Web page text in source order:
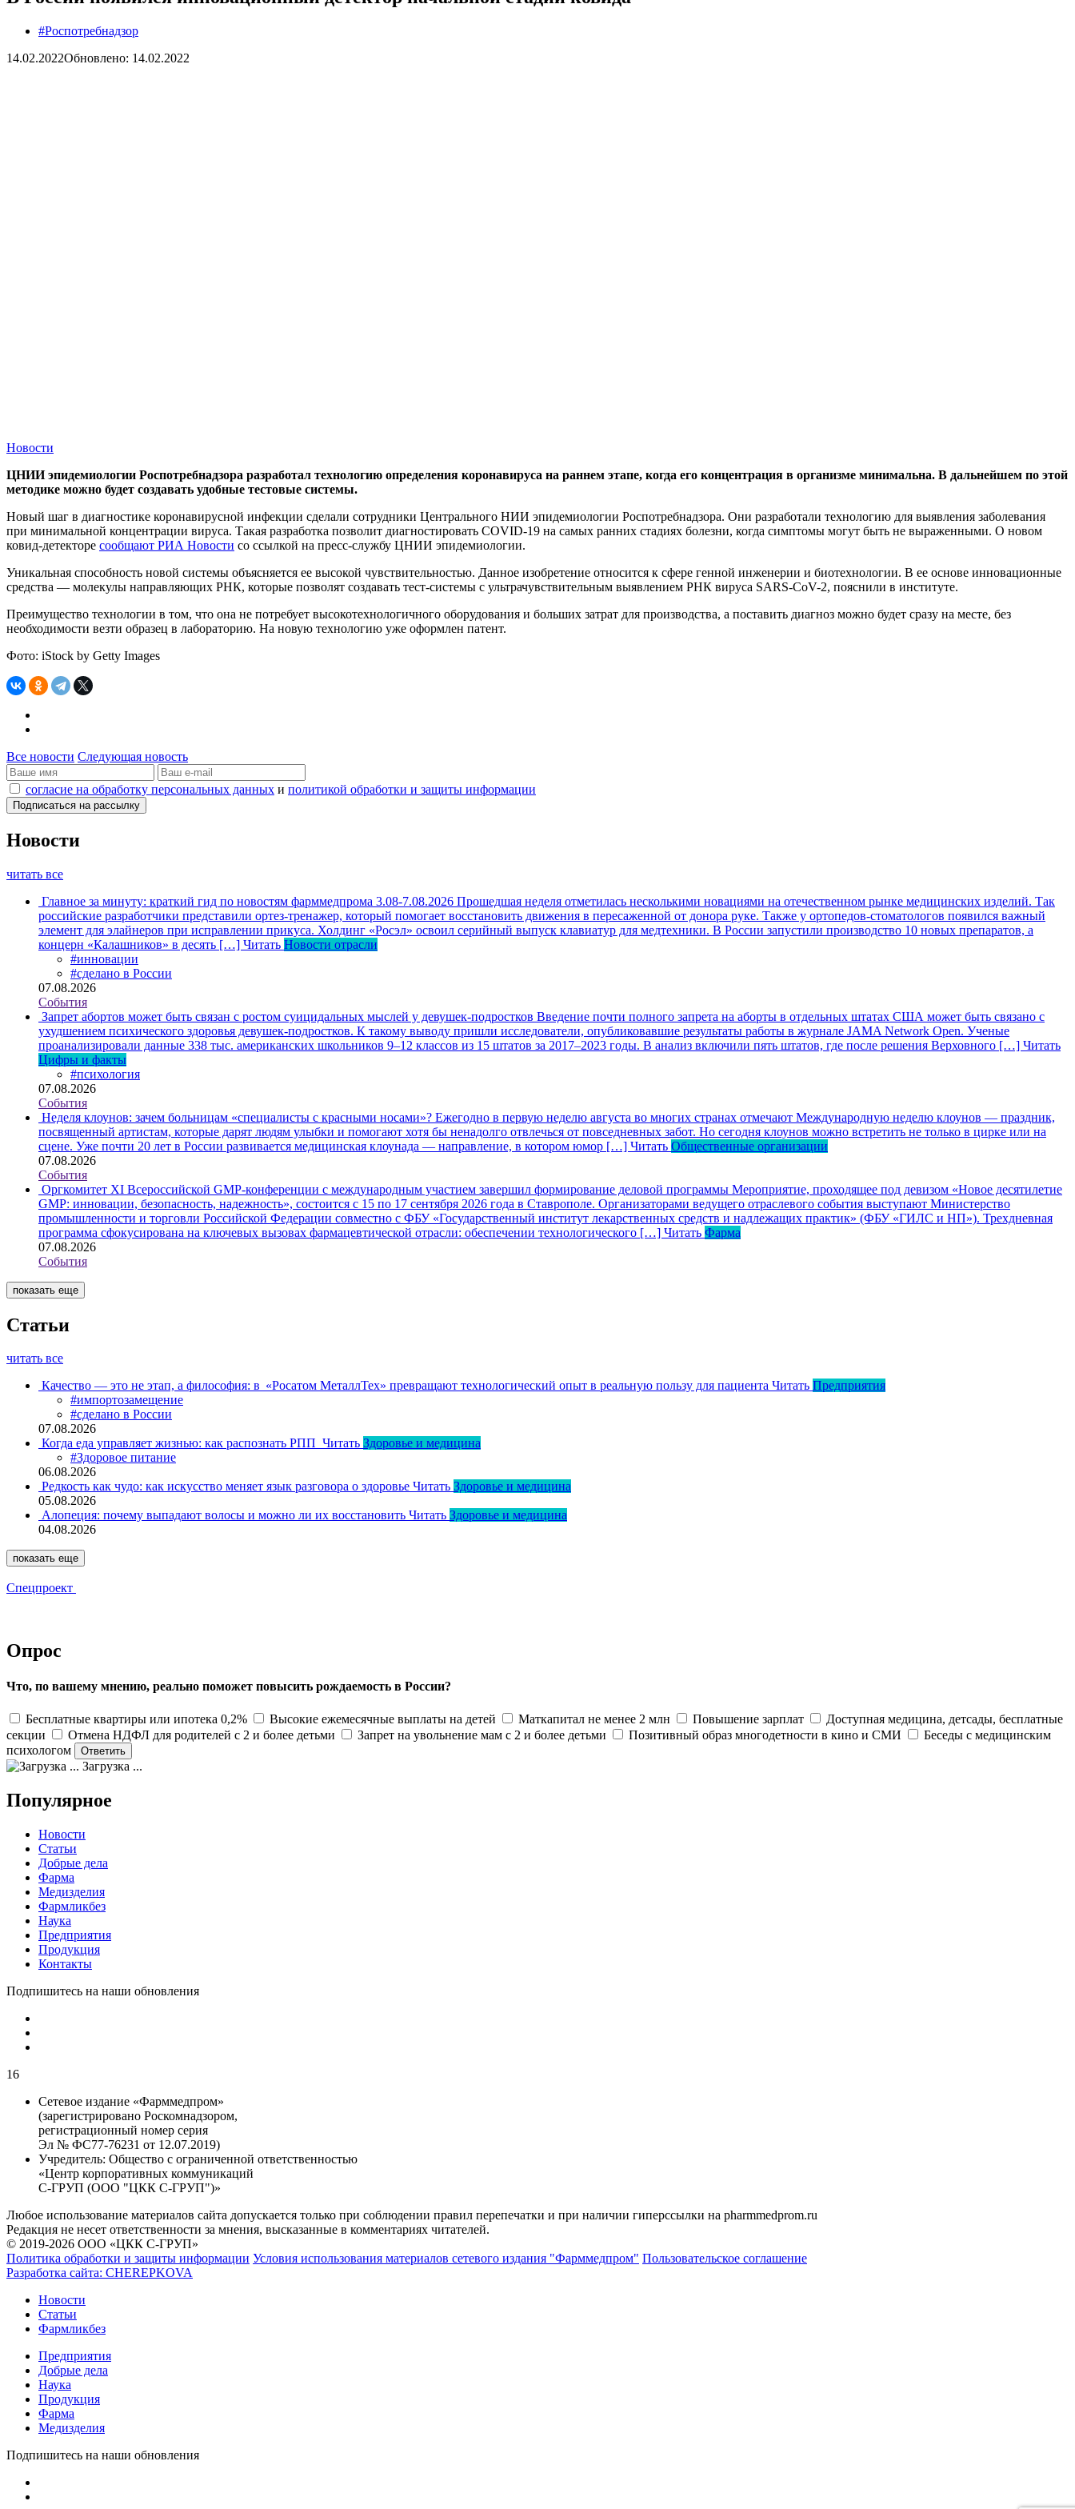
#Роспотребнадзор
14.02.2022Обновлено: 14.02.2022
Новости
ЦНИИ эпидемиологии Роспотребнадзора разработал технологию определения коронавируса на раннем этапе, когда его концентрация в организме минимальна. В дальнейшем по этой
методике можно будет создавать удобные тестовые системы.
Новый шаг в диагностике коронавирусной инфекции сделали сотрудники Центрального НИИ эпидемиологии Роспотребнадзора. Они разработали технологию для выявления заболевания
при минимальной концентрации вируса. Такая разработка позволит диагностировать COVID-19 на самых ранних стадиях болезни, когда симптомы могут быть не выраженными. О новом
ковид-детекторе сообщают РИА Новости со ссылкой на пресс-службу ЦНИИ эпидемиологии.
Уникальная способность новой системы объясняется ее высокой чувствительностью. Данное изобретение относится к сфере генной инженерии и биотехнологии. В ее основе инновационные
средства — молекулы направляющих РНК, которые позволят создавать тест-системы с ультрачувствительным выявлением РНК вируса SARS-CoV-2, пояснили в институте.
Преимущество технологии в том, что она не потребует высокотехнологичного оборудования и больших затрат для производства, а поставить диагноз можно будет сразу на месте, без
необходимости везти образец в лабораторию. На новую технологию уже оформлен патент.
Фото: iStock by Getty Images
Все новости Следующая новость
согласие на обработку персональных данных и политикой обработки и защиты информации
Новости
читать все
Главное за минуту: краткий гид по новостям фарммедпрома 3.08-7.08.2026 Прошедшая неделя отметилась несколькими новациями на отечественном рынке медицинских изделий. Так
российские разработчики представили ортез-тренажер, который помогает восстановить движения в пересаженной от донора руке. Также у ортопедов-стоматологов появился важный
элемент для элайнеров при исправлении прикуса. Холдинг «Росэл» освоил серийный выпуск клавиатур для медтехники. В России запустили производство 10 новых препаратов, а
концерн «Калашников» в десять […] Читать Новости отрасли
#инновации
#сделано в России
07.08.2026
События
Запрет абортов может быть связан с ростом суицидальных мыслей у девушек-подростков Введение почти полного запрета на аборты в отдельных штатах США может быть связано с
ухудшением психического здоровья девушек-подростков. К такому выводу пришли исследователи, опубликовавшие результаты работы в журнале JAMA Network Open. Ученые
проанализировали данные 338 тыс. американских школьников 9–12 классов из 15 штатов за 2017–2023 годы. В анализ включили пять штатов, где после решения Верховного […] Читать
Цифры и факты
#психология
07.08.2026
События
Неделя клоунов: зачем больницам «специалисты с красными носами»? Ежегодно в первую неделю августа во многих странах отмечают Международную неделю клоунов — праздник,
посвященный артистам, которые дарят людям улыбки и помогают хотя бы ненадолго отвлечься от повседневных забот. Но сегодня клоунов можно встретить не только в цирке или на
сцене. Уже почти 20 лет в России развивается медицинская клоунада — направление, в котором юмор […] Читать Общественные организации
07.08.2026
События
Оргкомитет XI Всероссийской GMP-конференции с международным участием завершил формирование деловой программы Мероприятие, проходящее под девизом «Новое десятилетие
GMP: инновации, безопасность, надежность», состоится с 15 по 17 сентября 2026 года в Ставрополе. Организаторами ведущего отраслевого события выступают Министерство
промышленности и торговли Российской Федерации совместно с ФБУ «Государственный институт лекарственных средств и надлежащих практик» (ФБУ «ГИЛС и НП»). Трехдневная
программа сфокусирована на ключевых вызовах фармацевтической отрасли: обеспечении технологического […] Читать Фарма
07.08.2026
События
показать еще
Статьи
читать все
Качество — это не этап, а философия: в «Росатом МеталлТех» превращают технологический опыт в реальную пользу для пациента Читать Предприятия
#импортозамещение
#сделано в России
07.08.2026
Когда еда управляет жизнью: как распознать РПП Читать Здоровье и медицина
#Здоровое питание
06.08.2026
Редкость как чудо: как искусство меняет язык разговора о здоровье Читать Здоровье и медицина
05.08.2026
Алопеция: почему выпадают волосы и можно ли их восстановить Читать Здоровье и медицина
04.08.2026
показать еще
Спецпроект
Опрос
Что, по вашему мнению, реально поможет повысить рождаемость в России?
Бесплатные квартиры или ипотека 0,2% Высокие ежемесячные выплаты на детей Маткапитал не менее 2 млн Повышение зарплат
Доступная медицина, детсады, бесплатные
секции
Отмена НДФЛ для родителей с 2 и более детьми Запрет на увольнение мам с 2 и более детьми Позитивный образ многодетности в кино и СМИ
Беседы с медицинским
психологом
Загрузка ...
Популярное
Новости
Статьи
Добрые дела
Фарма
Медизделия
Фармликбез
Наука
Предприятия
Продукция
Контакты
Подпишитесь на наши обновления
16
Сетевое издание «Фарммедпром»
(зарегистрировано Роскомнадзором,
регистрационный номер серия
Эл № ФС77-76231 от 12.07.2019)
Учредитель: Общество с ограниченной ответственностью
«Центр корпоративных коммуникаций
С-ГРУП (ООО "ЦКК С-ГРУП")»
Любое использование материалов сайта допускается только при соблюдении правил перепечатки и при наличии гиперссылки на pharmmedprom.ru
Редакция не несет ответственности за мнения, высказанные в комментариях читателей.
© 2019-2026 ООО «ЦКК С-ГРУП»
Политика обработки и защиты информации Условия использования материалов сетевого издания "Фарммедпром" Пользовательское соглашение
Разработка сайта: CHEREPKOVA
Новости
Статьи
Фармликбез
Предприятия
Добрые дела
Наука
Продукция
Фарма
Медизделия
Подпишитесь на наши обновления